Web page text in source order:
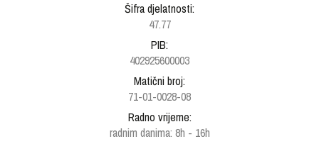
Šifra djelatnosti:
47.77
PIB:
402925600003
Matični broj:
71-01-0028-08
Radno vrijeme:
radnim danima: 8h - 16h